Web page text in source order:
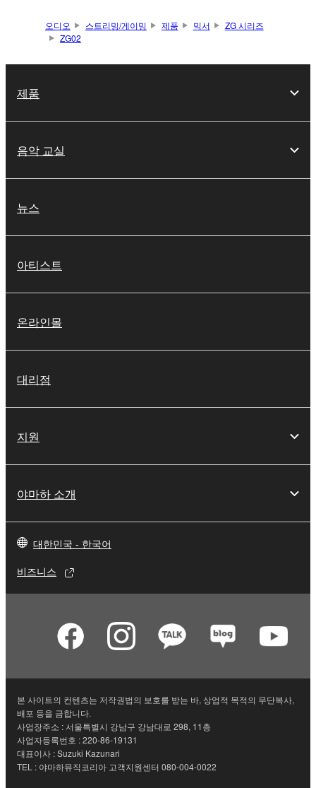
오디오 스트리밍/게이밍 제품 믹서
ZG 시리즈
ZG02
제품
음악 교실
뉴스
아티스트
온라인몰
대리점
지원
야마하 소개
대한민국 - 한국어
비즈니스
본 사이트의 컨텐츠는 저작권법의 보호를 받는 바, 상업적 목적의 무단복사,
배포 등을 금합니다.
사업장주소 : 서울특별시 강남구 강남대로 298, 11층
사업자등록번호 : 220-86-19131
대표이사 : Suzuki Kazunari
TEL : 야마하뮤직코리아 고객지원센터 080-004-0022